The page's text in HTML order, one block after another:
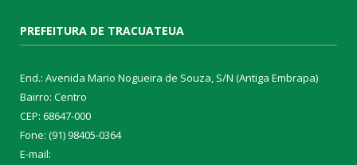
PREFEITURA DE TRACUATEUA
End.: Avenida Mario Nogueira de Souza, S/N (Antiga Embrapa)
Bairro: Centro
CEP: 68647-000
Fone: (91) 98405-0364
E-mail: